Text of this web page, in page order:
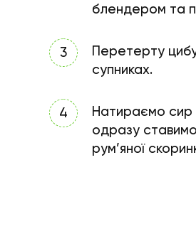
блендером та
Перетерту
супниках.
Натираємо сир
одразу
рум’яної